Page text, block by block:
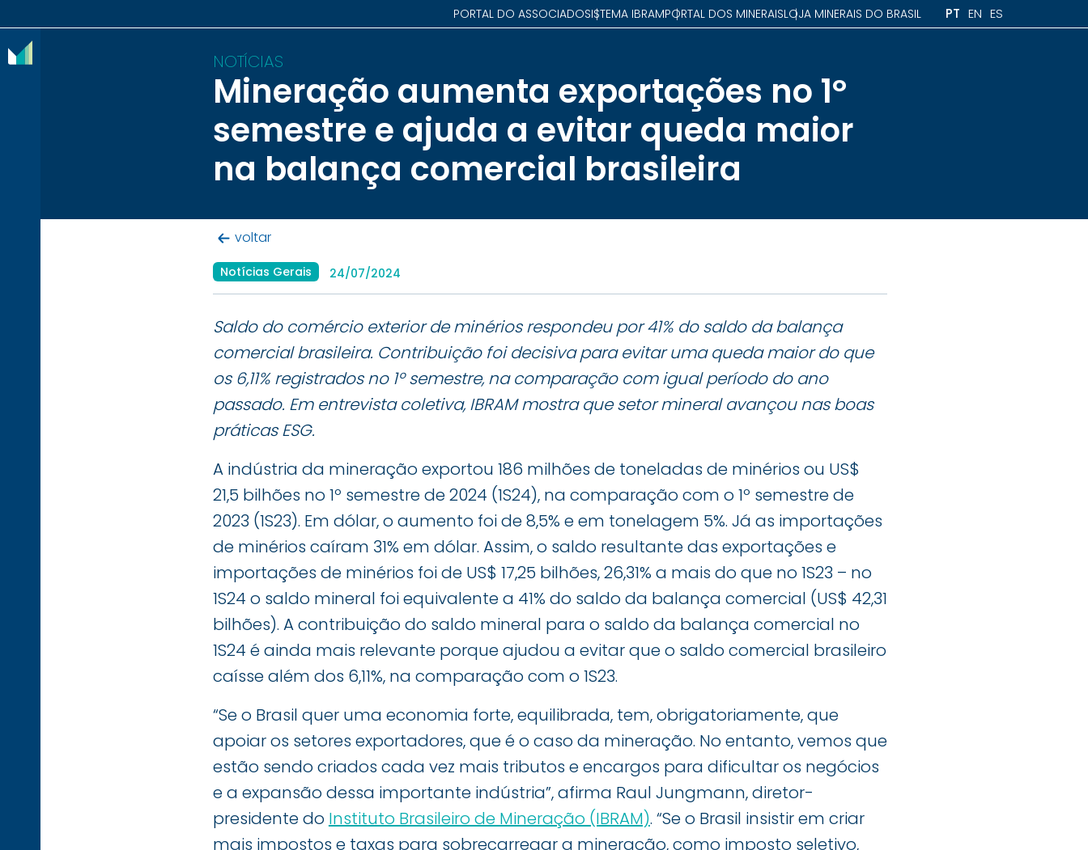
PORTAL DO ASSOCIADOSISTEMA IBRAMPORTAL DOS MINERAISLOJA MINERAIS DO BRASIL PT EN ES
NOTÍCIAS
Mineração aumenta exportações no 1º
semestre e ajuda a evitar queda maior
na balança comercial brasileira
voltar
Notícias Gerais 24/07/2024
Saldo do comércio exterior de minérios respondeu por 41% do saldo da balança
comercial brasileira. Contribuição foi decisiva para evitar uma queda maior do que
os 6,11% registrados no 1º semestre, na comparação com igual período do ano
passado. Em entrevista coletiva, IBRAM mostra que setor mineral avançou nas boas
práticas ESG.
A indústria da mineração exportou 186 milhões de toneladas de minérios ou US$
21,5 bilhões no 1º semestre de 2024 (1S24), na comparação com o 1º semestre de
2023 (1S23). Em dólar, o aumento foi de 8,5% e em tonelagem 5%. Já as importações
de minérios caíram 31% em dólar. Assim, o saldo resultante das exportações e
importações de minérios foi de US$ 17,25 bilhões, 26,31% a mais do que no 1S23 – no
1S24 o saldo mineral foi equivalente a 41% do saldo da balança comercial (US$ 42,31
bilhões). A contribuição do saldo mineral para o saldo da balança comercial no
1S24 é ainda mais relevante porque ajudou a evitar que o saldo comercial brasileiro
caísse além dos 6,11%, na comparação com o 1S23.
“Se o Brasil quer uma economia forte, equilibrada, tem, obrigatoriamente, que
apoiar os setores exportadores, que é o caso da mineração. No entanto, vemos que
estão sendo criados cada vez mais tributos e encargos para dificultar os negócios
e a expansão dessa importante indústria”, afirma Raul Jungmann, diretor-
presidente do Instituto Brasileiro de Mineração (IBRAM). “Se o Brasil insistir em criar
mais impostos e taxas para sobrecarregar a mineração, como imposto seletivo,